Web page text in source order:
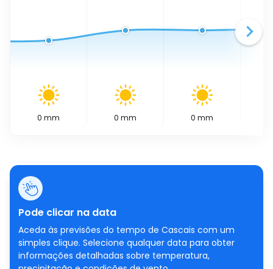
0 mm 0 mm 0 mm
Pode clicar na data
Aceda às previsões do tempo de Cascais com um
simples clique. Selecione qualquer data para obter
informações detalhadas sobre temperatura,